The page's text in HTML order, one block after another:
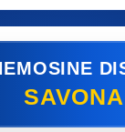
SAVONA